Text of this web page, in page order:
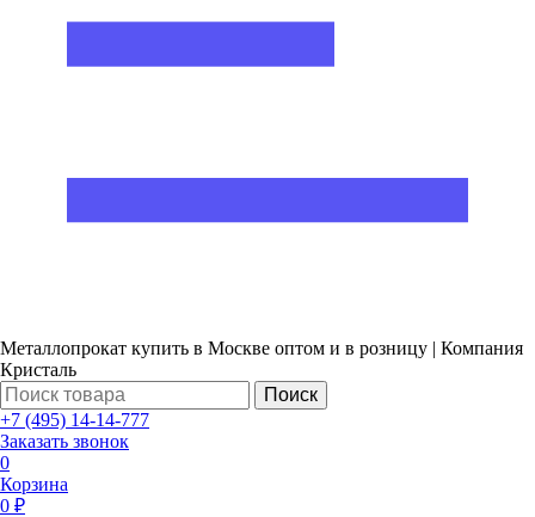
Металлопрокат купить в Москве оптом и в розницу | Компания
Кристаль
Поиск
+7 (495) 14-14-777
Заказать звонок
0
Корзина
0 ₽